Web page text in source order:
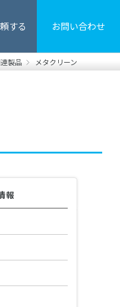
扱説明書の検索
する お問い合わせ
取扱説明書の検索
製品 メタクリーン
報
ズ
ム
歯）
陶材